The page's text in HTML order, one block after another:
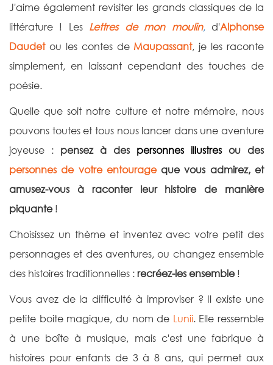
J'aime également revisiter les grands classiques de la
littérature ! Les Lettres de mon moulin,d'Alphonse
Daudet ou les contes de Maupassant, je les raconte
simplement, en laissant cependant des touches de
poésie.
Quelle que soit notre culture et notre mémoire, nous
pouvons toutes et tous nous lancer dans une aventure
joyeuse : pensez à des personnes illustres ou des
personnes de votre entourageque vous admirez, et
amusez-vous à raconter leur histoire de manière
piquante!
Choisissez un thème et inventez avec votre petit des
personnages et des aventures, ou changez ensemble
des histoires traditionnelles :recréez-les ensemble!
Vous avez de la difficulté à improviser ? Il existe une
petite boite magique, du nom de Lunii. Elle ressemble
à une boîte à musique, mais c'est une fabrique à
histoires pour enfants de 3 à 8 ans, qui permet aux